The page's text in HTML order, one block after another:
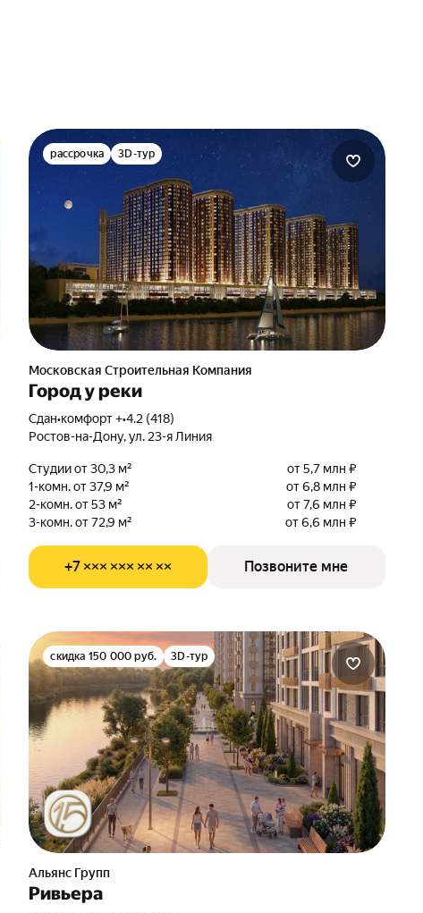
рассрочка 3D-тур
Московская Строительная Компания
Город у реки
Сдан•комфорт +•4.2 (418)
Ростов-на-Дону, ул. 23-я Линия
Студии от 30,3 м²
от 5,7 млн ₽
1-комн. от 37,9 м²
от 6,8 млн ₽
2-комн. от 53 м²
от 7,6 млн ₽
3-комн. от 72,9 м²
от 6,6 млн ₽
+7 ××× ××× ×× ×× Позвоните мне
скидка 150 000 руб. 3D-тур
Альянс Групп
Ривьера